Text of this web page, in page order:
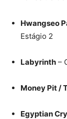
Hwangseo
Estágio 2
Labyrinth –
Money Pit /
Egyptian